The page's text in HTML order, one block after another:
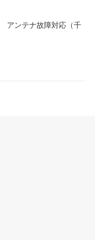
アンテナ故障対応（千